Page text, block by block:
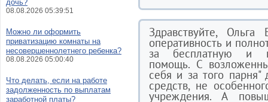
Здравствуйте,
оперативность и
за бесплатную и
помощь. С
себя и за того
средств, не
учреждения. А
дочь?
08.08.2026 05:39:51
Можно ли оформить
приватизацию комнаты на
несовершеннолетнего ребенка?
08.08.2026 05:00:40
Что делать, если на работе
задолженность по выплатам
заработной платы?